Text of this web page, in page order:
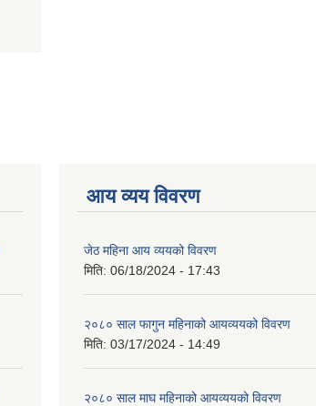
आय व्यय विवरण
जेठ महिना आय व्ययको विवरण
मिति: 06/18/2024 - 17:43
२०८० साल फागुन महिनाको आयव्ययको विवरण
मिति: 03/17/2024 - 14:49
२०८० साल माघ महिनाको आयव्ययको विवरण